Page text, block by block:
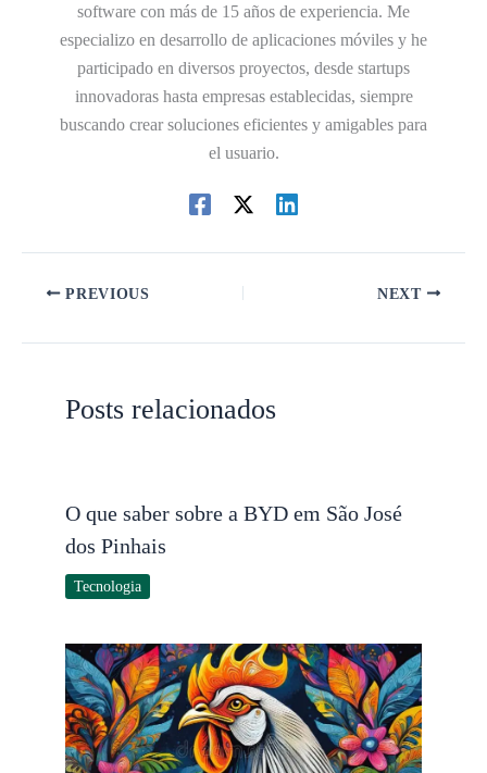
software con más de 15 años de experiencia. Me
especializo en desarrollo de aplicaciones móviles y he
participado en diversos proyectos, desde startups
innovadoras hasta empresas establecidas, siempre
buscando crear soluciones eficientes y amigables para
el usuario.
PREVIOUS NEXT
Posts relacionados
O que saber sobre a BYD em São José
dos Pinhais
Tecnologia